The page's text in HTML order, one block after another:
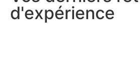
d'expérience